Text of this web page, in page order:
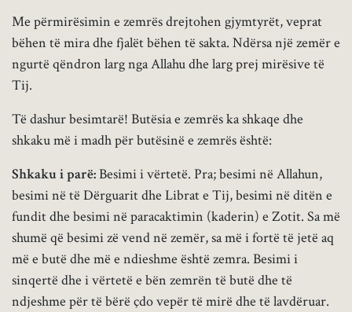
Me përmirësimin e zemrës drejtohen gjymtyrët, veprat
bëhen të mira dhe fjalët bëhen të sakta. Ndërsa një zemër e
ngurtë qëndron larg nga Allahu dhe larg prej mirësive të
Tij.
Të dashur besimtarë! Butësia e zemrës ka shkaqe dhe
shkaku më i madh për butësinë e zemrës është:
Shkaku i parë:Besimi i vërtetë. Pra; besimi në Allahun,
besimi në të Dërguarit dhe Librat e Tij, besimi në ditën e
fundit dhe besimi në paracaktimin (kaderin) e Zotit. Sa më
shumë që besimi zë vend në zemër, sa më i fortë të jetë aq
më e butë dhe më e ndieshme është zemra. Besimi i
sinqertë dhe i vërtetë e bën zemrën të butë dhe të
ndjeshme për të bërë çdo vepër të mirë dhe të lavdëruar.